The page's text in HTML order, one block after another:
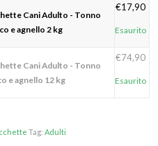
Cani Adulto - Tonno
e agnello 2 kg
€17,90
Esaurito
Cani Adulto - Tonno
e agnello 12 kg
€74,90
Esaurito
Tag:Adulti